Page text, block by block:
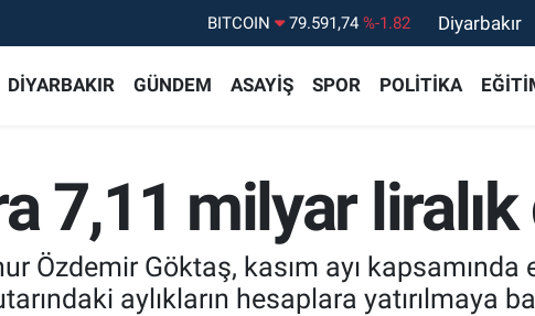
DOLAR 45,43620 %0.02
BİST100
14.598,00 %0
Diyarbakır
DİYARBAKIR GÜNDEM ASAYİŞ SPOR POLİTİKA
7,11 milyar
Özdemir Göktaş, kasım ayı kapsamında
aylıkların hesaplara yatırılmaya